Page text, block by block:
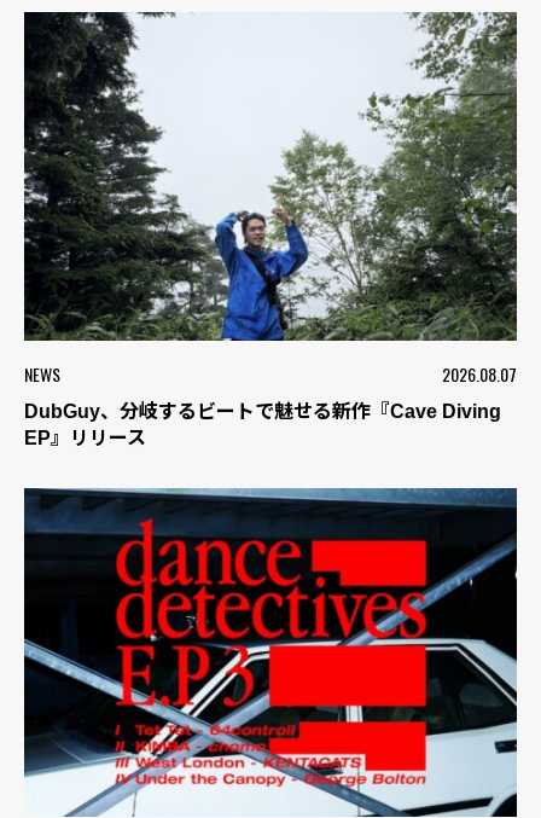
NEWS 2026.08.07
DubGuy、分岐するビートで魅せる新作『Cave Diving
EP』リリース